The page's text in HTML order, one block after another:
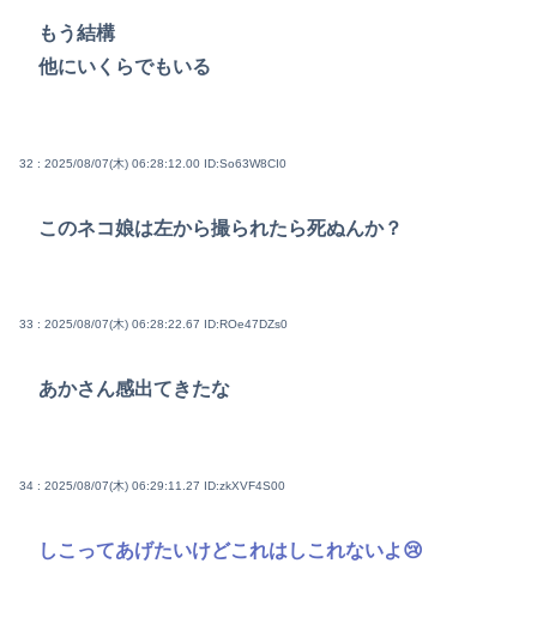
もう結構
他にいくらでもいる
32 : 2025/08/07(木) 06:28:12.00 ID:So63W8CI0
このネコ娘は左から撮られたら死ぬんか？
33 : 2025/08/07(木) 06:28:22.67 ID:ROe47DZs0
あかさん感出てきたな
34 : 2025/08/07(木) 06:29:11.27 ID:zkXVF4S00
しこってあげたいけどこれはしこれないよ😢